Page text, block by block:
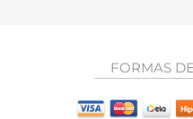
FORMAS